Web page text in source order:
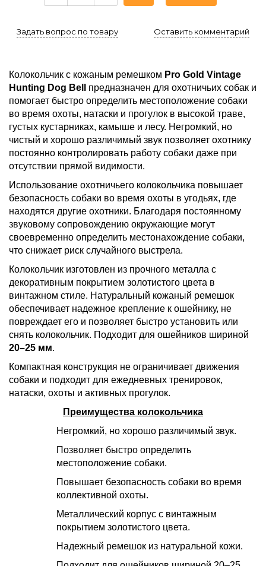
Задать вопрос по товару Оставить комментарий
Колокольчик с кожаным ремешком Pro Gold Vintage
Hunting Dog Bell
предназначен для охотничьих собак и
помогает быстро определить местоположение собаки
во время охоты, натаски и прогулок в высокой траве,
густых кустарниках, камыше и лесу. Негромкий, но
чистый и хорошо различимый звук позволяет охотнику
постоянно контролировать работу собаки даже при
отсутствии прямой видимости.
Использование охотничьего колокольчика повышает
безопасность собаки во время охоты в угодьях, где
находятся другие охотники. Благодаря постоянному
звуковому сопровождению окружающие могут
своевременно определить местонахождение собаки,
что снижает риск случайного выстрела.
Колокольчик изготовлен из прочного металла с
декоративным покрытием золотистого цвета в
винтажном стиле. Натуральный кожаный ремешок
обеспечивает надежное крепление к ошейнику, не
повреждает его и позволяет быстро установить или
снять колокольчик. Подходит для ошейников шириной
20–25 мм.
Компактная конструкция не ограничивает движения
собаки и подходит для ежедневных тренировок,
натаски, охоты и активных прогулок.
Преимущества колокольчика
Негромкий, но хорошо различимый звук.
Позволяет быстро определить
местоположение собаки.
Повышает безопасность собаки во время
коллективной охоты.
Металлический корпус с винтажным
покрытием золотистого цвета.
Надежный ремешок из натуральной кожи.